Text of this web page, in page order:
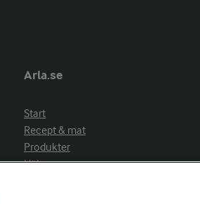
Arla.se
Start
Recept & mat
Produkter
Hälsa